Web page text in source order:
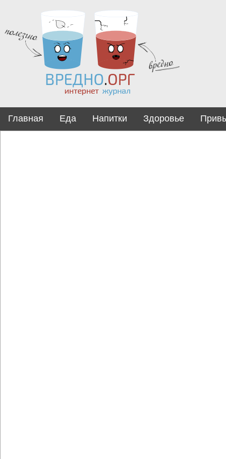
Главная Еда Напитки Здоровье